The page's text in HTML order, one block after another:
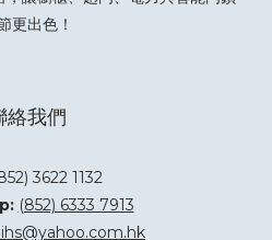
更出色！
絡我們
3622 1132
(852) 6333 7913